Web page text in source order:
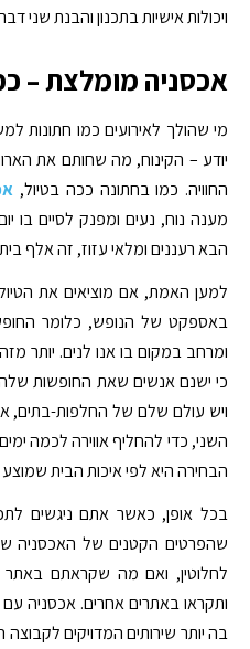
ויכולות אישיות בתכנון והבנת שני
אכסניה מומלצת –
מי שהולך לאירועים כמו חתונות
יודע – הקינוח, מה שחותם את
החוויה. כמו בחתונה ככה בטיול,
מענה נוח, נעים ומפנק לסיים בו
הבא רעננים ומלאי עזוז, זה אלף
למען האמת, אם מוציאים את
באספקט של הנופש, כלומר
ומרחב במקום בו אנו לנים. יותר
כי ישנם אנשים שאת החופשות
ויש עולם שלם של החלפות-בתים,
השני, כדי להחליף אווירה לכמה
הבחירה היא לפי איכות הבית
בכל אופן, כאשר אתם ניגשים
שהפרטים הקטנים של האכסניה
לחלוטין, ואם מה שקראתם באתר
ותקראו באתרים אחרים. אכסניה
בה יותר שירותים המדויקים